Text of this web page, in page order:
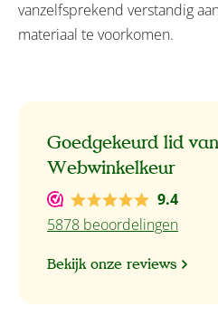
Goedgekeurd lid van
Webwinkelkeur
9.4
5878 beoordelingen
Bekijk onze reviews
vanzelfsprekend verstandig
materiaal te voorkomen.